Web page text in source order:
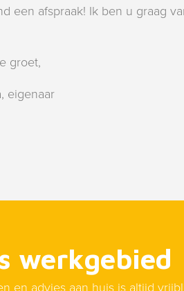
een afspraak! Ik ben u graag
groet,
eigenaar
werkgebied
en advies aan huis is altijd